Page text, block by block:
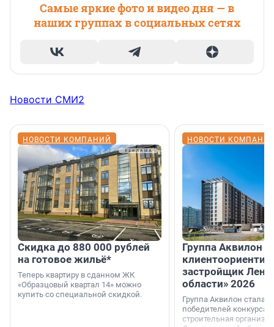
Самые яркие фото и видео дня — в
наших группах в социальных сетях
Новости СМИ2
НОВОСТИ КОМПАНИЙ
Скидка до 880 000 рублей
на готовое жильё*
Теперь квартиру в сданном ЖК
«Образцовый квартал 14» можно
купить со специальной скидкой.
НОВОСТИ
Группа Аквилон
застройщик
области» 2026
Группа Аквилон стала
победителей конкурса
строительная